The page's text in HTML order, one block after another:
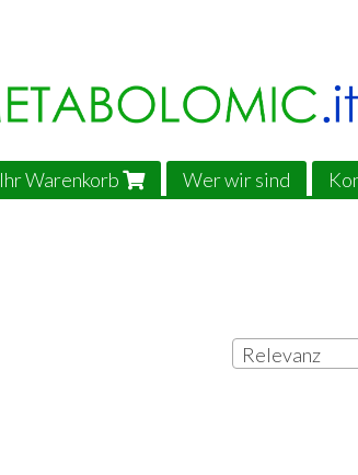
Ihr Warenkorb Wer wir sind
Relevanz